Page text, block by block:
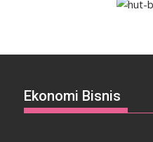
Ekonomi Bisnis